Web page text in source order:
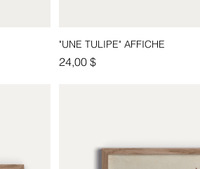
Aperçu rapide
"UNE TULIPE" AFFICHE
Prix
24,00 $